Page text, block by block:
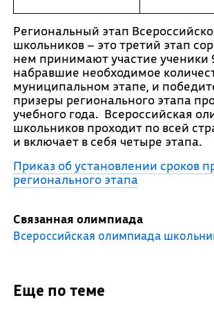
Региональный этап
школьников – это третий этап
нем принимают участие ученики
набравшие необходимое
муниципальном этапе, и
призеры регионального этапа
учебного года. Всероссийская
школьников проходит по всей
и включает в себя четыре этапа.
Приказ об установлении сроков
регионального этапа
Связанная олимпиада
Всероссийская олимпиада
Еще по теме